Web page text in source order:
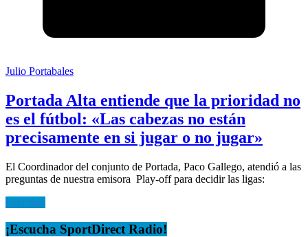
Julio Portabales
Portada Alta entiende que la prioridad no
es el fútbol: «Las cabezas no están
precisamente en si jugar o no jugar»
El Coordinador del conjunto de Portada, Paco Gallego, atendió a las
preguntas de nuestra emisora Play-off para decidir las ligas:
Leer más
¡Escucha SportDirect Radio!